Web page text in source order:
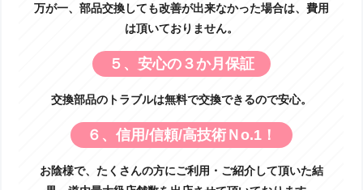
万が一、部品交換しても改善が出来なかった場合は、費用
は頂いておりません。
５、安心の３か月保証
交換部品のトラブルは無料で交換できるので安心。
６、信用/信頼/高技術Ｎo.1！
お陰様で、たくさんの方にご利用・ご紹介して頂いた結